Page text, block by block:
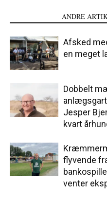
ANDRE
Afsked
en meget
Dobbelt
Jesper
kvart
flyvende
venter